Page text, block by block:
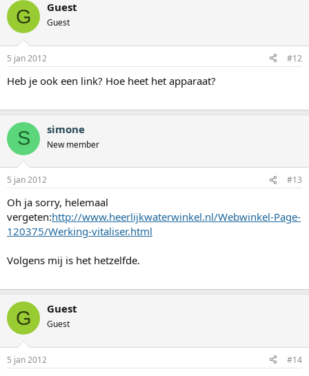
G Guest
Guest
5 jan 2012 #12
Heb je ook een link? Hoe heet het apparaat?
S simone
New member
5 jan 2012 #13
Oh ja sorry, helemaal
vergeten:http://www.heerlijkwaterwinkel.nl/Webwinkel-Page-
120375/Werking-vitaliser.html
Volgens mij is het hetzelfde.
G Guest
Guest
5 jan 2012 #14